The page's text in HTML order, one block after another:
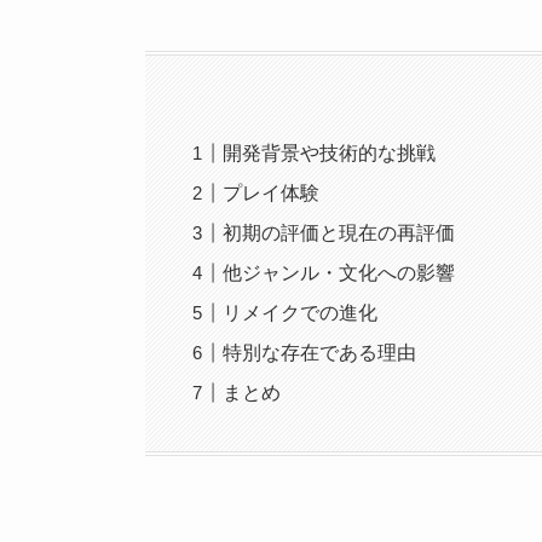
開発背景や技術的な挑戦
プレイ体験
初期の評価と現在の再評価
他ジャンル・文化への影響
リメイクでの進化
特別な存在である理由
まとめ